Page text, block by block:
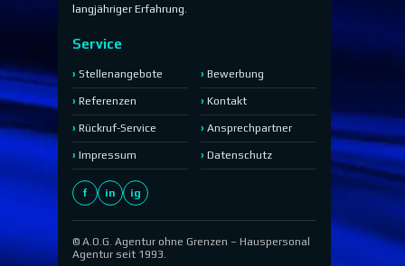
langjähriger Erfahrung.
Service
Stellenangebote Bewerbung
Referenzen Kontakt
Rückruf-Service Ansprechpartner
Impressum Datenschutz
f in ig
© A.O.G. Agentur ohne Grenzen – Hauspersonal
Agentur seit 1993.